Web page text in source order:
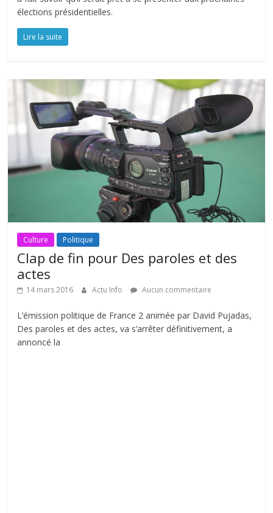
élections présidentielles.
Lire la suite
Culture Politique
Clap de fin pour Des paroles et des
actes
14 mars 2016 Actu Info Aucun commentaire
L’émission politique de France 2 animée par David Pujadas,
Des paroles et des actes, va s’arrêter définitivement, a
annoncé la